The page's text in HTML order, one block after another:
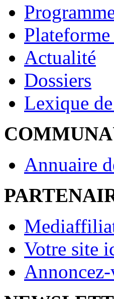
Actualité
Dossiers
Lexique
Annuaire
Votre site